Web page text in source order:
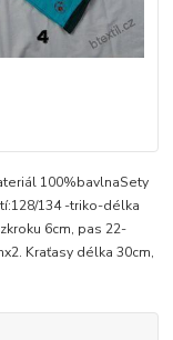
100%bavlnaSety
134 -triko-délka
6cm, pas 22-
Kraťasy délka 30cm,